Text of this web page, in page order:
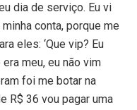
dia de serviço. Eu vi
conta, porque me
eles: ‘Que vip? Eu
meu, eu não vim
foi me botar na
R$ 36 vou pagar uma